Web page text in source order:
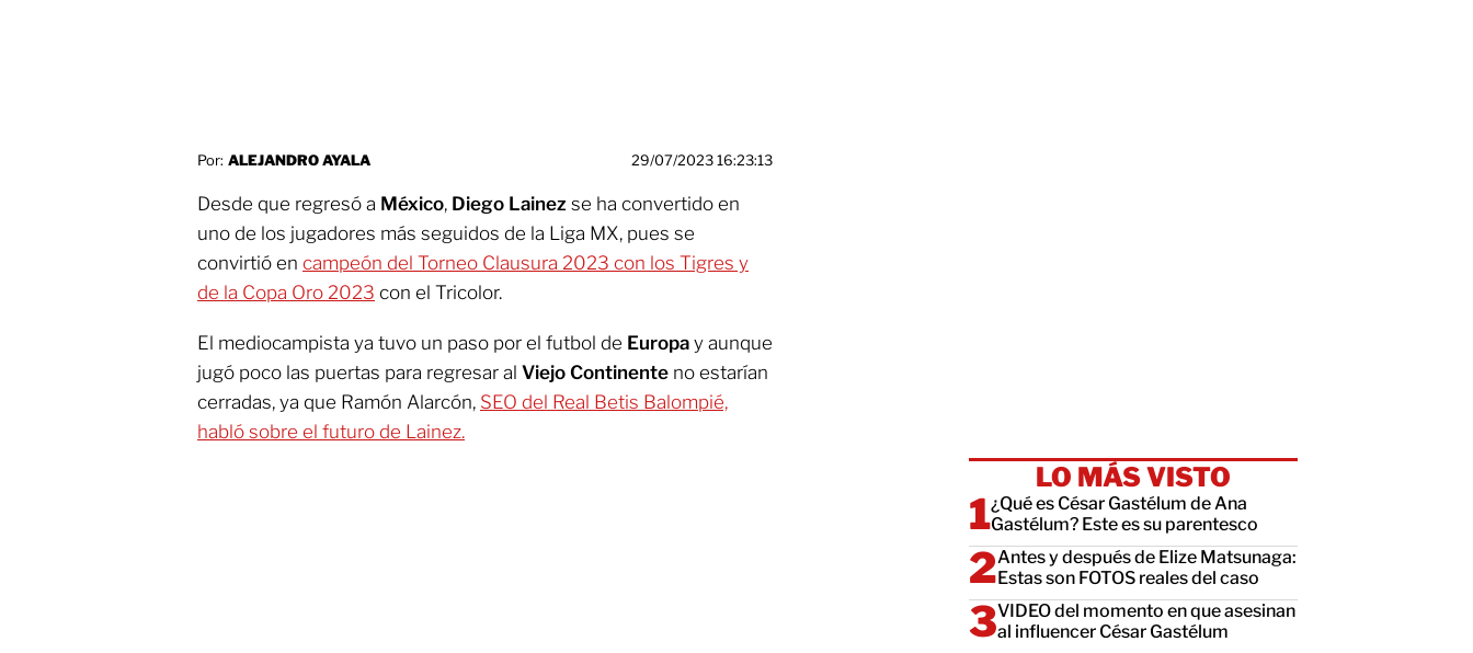
Por: ALEJANDRO AYALA 29/07/2023 16:23:13
Desde que regresó a México, Diego Lainez se ha convertido en
uno de los jugadores más seguidos de la Liga MX, pues se
convirtió en campeón del Torneo Clausura 2023 con los Tigres y
de la Copa Oro 2023 con el Tricolor.
El mediocampista ya tuvo un paso por el futbol de Europa y aunque
jugó poco las puertas para regresar al Viejo Continente no estarían
cerradas, ya que Ramón Alarcón, SEO del Real Betis Balompié,
habló sobre el futuro de Lainez.
LO MÁS VISTO
¿Qué es César Gastélum de Ana
Gastélum? Este es su parentesco
Antes y después de Elize Matsunaga:
Estas son FOTOS reales del caso
VIDEO del momento en que asesinan
al influencer César Gastélum